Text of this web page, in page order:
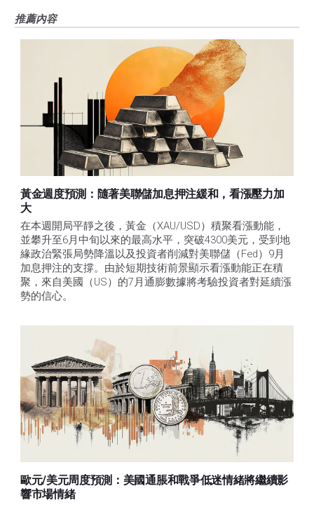
推薦內容
黃金週度預測：隨著美聯儲加息押注緩和，看漲壓力加
大
在本週開局平靜之後，黃金（XAU/USD）積聚看漲動能，
並攀升至6月中旬以來的最高水平，突破4300美元，受到地
緣政治緊張局勢降溫以及投資者削減對美聯儲（Fed）9月
加息押注的支撐。由於短期技術前景顯示看漲動能正在積
聚，來自美國（US）的7月通膨數據將考驗投資者對延續漲
勢的信心。
歐元/美元周度預測：美國通脹和戰爭低迷情緒將繼續影
響市場情緒